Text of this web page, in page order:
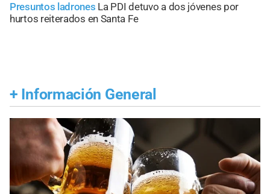
Presuntos ladrones La PDI detuvo a dos jóvenes por
hurtos reiterados en Santa Fe
+ Información General